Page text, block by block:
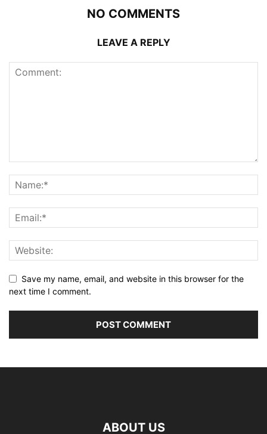
NO COMMENTS
LEAVE A REPLY
Save my name, email, and website in this browser for the
next time I comment.
ABOUT US